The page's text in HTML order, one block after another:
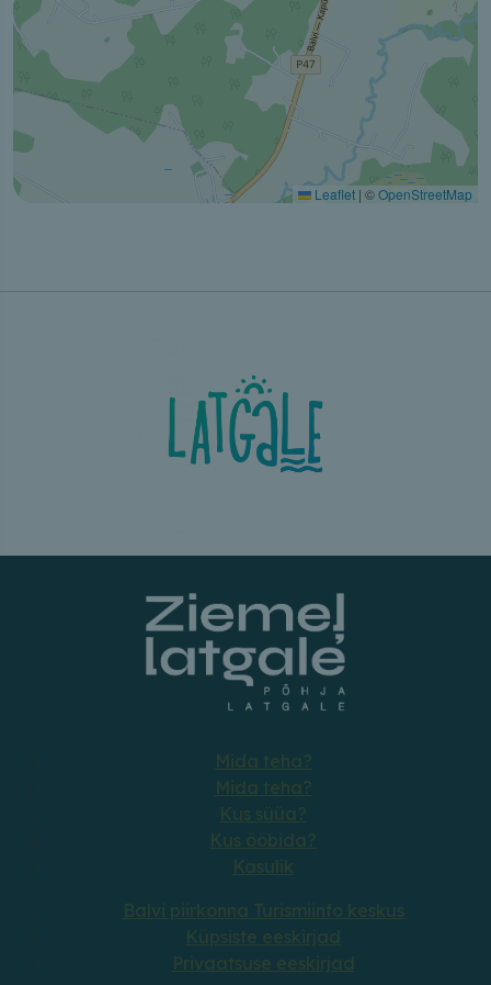
Leaflet | ©OpenStreetMap
Mida teha?
Mida teha?
Kus ööbida?
Kasulik
Balvi piirkonna Turismiinfo keskus
Küpsiste eeskirjad
Privaatsuse eeskirjad